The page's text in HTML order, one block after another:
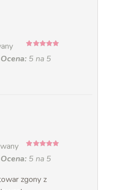
Ocena: 5 na 5
Ocena: 5 na 5
zgony z